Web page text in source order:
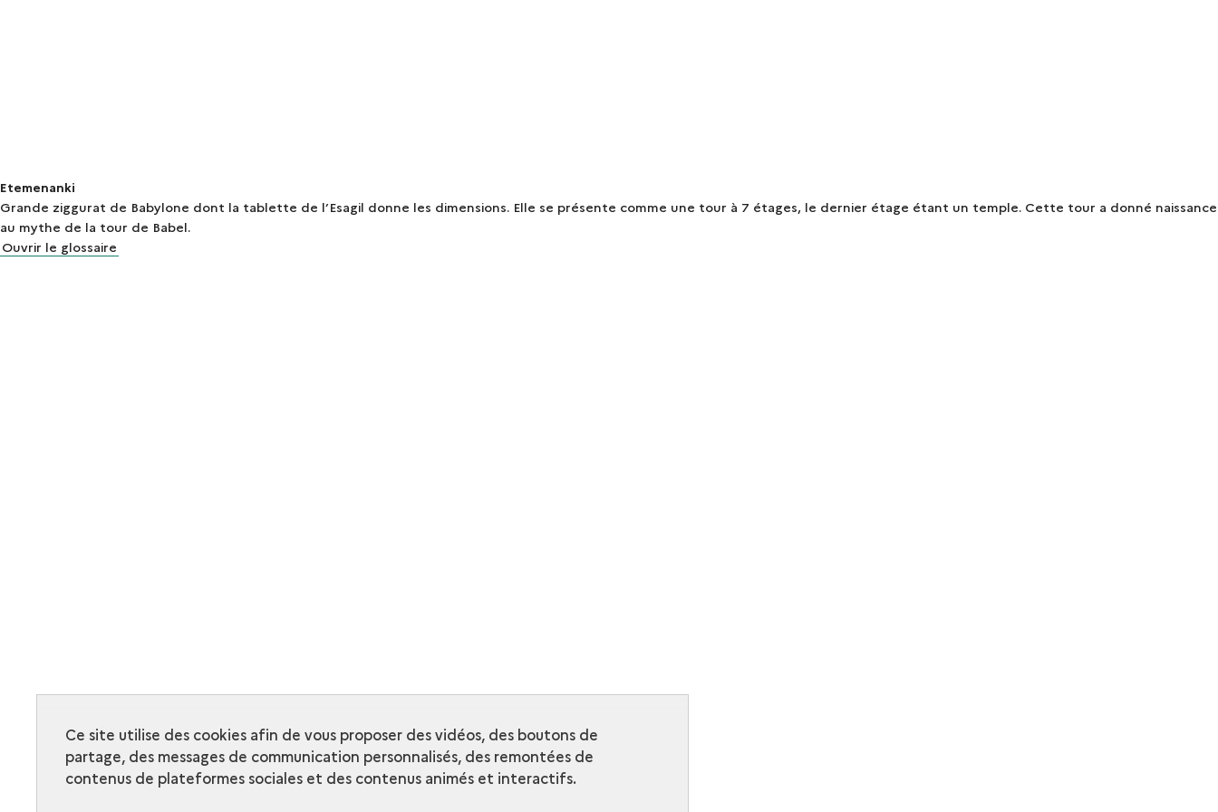
Etemenanki
Grande ziggurat de Babylone dont la tablette de l’Esagil donne les dimensions. Elle se présente comme une tour à 7 étages, le dernier étage étant un temple. Cette tour a donné naissance
au mythe de la tour de Babel.
Ouvrir le glossaire
Ce site utilise des cookies afin de vous proposer des vidéos, des boutons de
partage, des messages de communication personnalisés, des remontées de
contenus de plateformes sociales et des contenus animés et interactifs.